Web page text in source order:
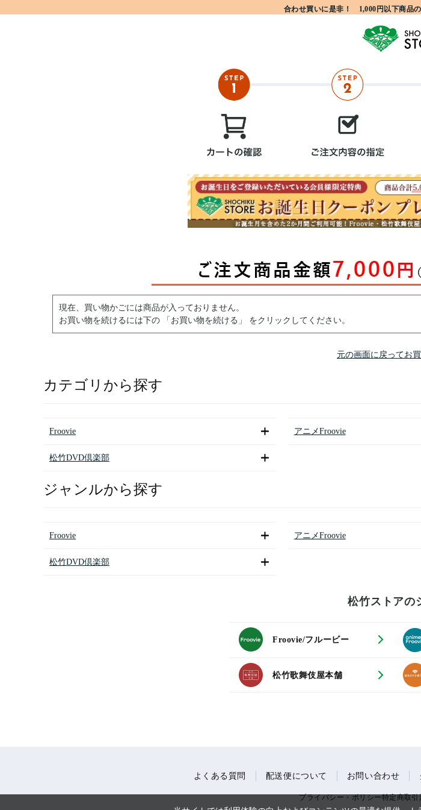
合わせ買いに是非！ 1,000円以下商品
現在、買い物かごには商品が入っておりません。
お買い物を続けるには下の 「お買い物を続ける」 をクリックしてください。
元の画面に戻ってお
カテゴリから探す
Froovie アニメFroovie
松竹DVD倶楽部
ジャンルから探す
Froovie アニメFroovie
松竹DVD倶楽部
松竹ストアの
Froovie/フルービー
松竹歌舞伎屋本舗
よくある質問 配送便について お問い合わせ
プライバシー・ポリシー特定商取